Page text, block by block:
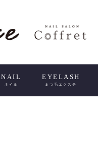
NAIL
ネイル
EYELASH
まつ毛エクステ